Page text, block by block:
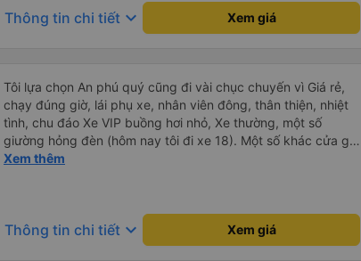
bị phản ánh thì đừng trừ lương bạn ấy nha. Nếu bạn ấy bị trừ
thì bảo bạn ấy liên hệ sđt của mình, mình hỗ trợ ạ. Số mình
(một mình) yêu luôn. Nhưng phòng đôi mà nằm một thì mỗi
lần xe rẽ 1 cái là ✈️ Ít đi xe khách nhưng đủ để đánh giá
10/10.
Thông tin chi tiết keyboard_arrow_down Xem giá
Tôi lựa chọn An phú quý cũng đi vài chục chuyến vì Giá rẻ,
chạy đúng giờ, lái phụ xe, nhân viên đông, thân thiện, nhiệt
tình, chu đáo Xe VIP buồng hơi nhỏ, Xe thường, một số
giường hỏng đèn (hôm nay tôi đi xe 18). Một số khác cửa gió
điều hoà (cửa cuộn) nút kẹt, khá lạnh. Tuy nhiên, về lâu dài
Xem thêm
Thông tin chi tiết keyboard_arrow_down Xem giá